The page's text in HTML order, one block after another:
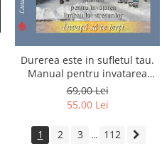
Durerea este in sufletul tau.
Manual pentru invatarea
limbajului stresurilor Seria
Invata sa te Ierti Luule Viilma
69,00 Lei
55,00 Lei
1 2 3 ... 112